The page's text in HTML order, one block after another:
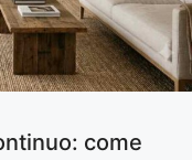
come